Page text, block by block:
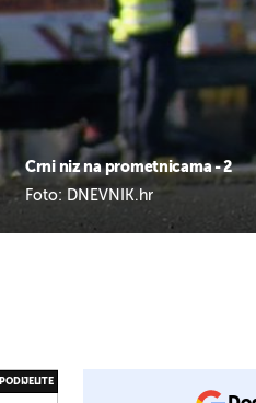
Crni niz na prometnicama - 2
Foto: DNEVNIK.hr
PODIJELITE